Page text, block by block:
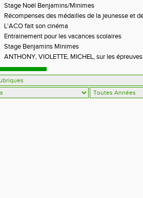
Stage Noël Benjamins/Minimes
Récompenses des médailles de la jeunesse et
L'ACO fait son cinéma
Entrainement pour les vacances scolaires
Stage Benjamins Minimes
ANTHONY, VIOLETTE, MICHEL, sur les